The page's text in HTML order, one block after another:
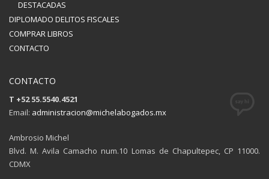
DESTACADAS
DIPLOMADO DELITOS FISCALES
COMPRAR LIBROS
CONTACTO
CONTACTO
T +52 55.5540.4521
Email: administracion@michelabogados.mx
Ambrosio Michel
Blvd. M. Avila Camacho num.10 Lomas de Chapultepec, CP 11000.
CDMX